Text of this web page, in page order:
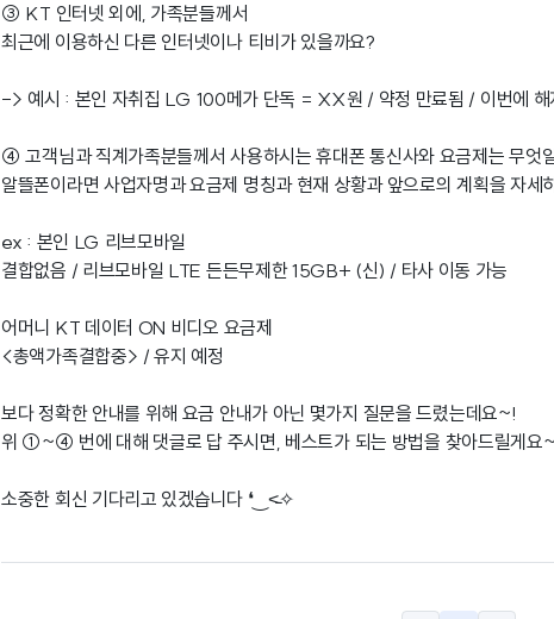
③ KT 인터넷 외에, 가족분들께서
최근에 이용하신 다른 인터넷이나 티비가 있을까요?
-> 예시 : 본인 자취집 LG 100메가 단독 = XX원 / 약정 만료됨 / 이번에 해
④ 고객님과 직계가족분들께서 사용하시는 휴대폰 통신사와 요금제는 무엇
알뜰폰이라면 사업자명과 요금제 명칭과 현재 상황과 앞으로의 계획을 자세
ex : 본인 LG 리브모바일
결합없음 / 리브모바일 LTE 든든무제한 15GB+ (신) / 타사 이동 가능
어머니 KT 데이터 ON 비디오 요금제
<총액가족결합중> / 유지 예정
보다 정확한 안내를 위해 요금 안내가 아닌 몇가지 질문을 드렸는데요~!
위 ①~④ 번에 대해 댓글로 답 주시면, 베스트가 되는 방법을 찾아드릴게요
소중한 회신 기다리고 있겠습니다 ❛‿˂̵✧